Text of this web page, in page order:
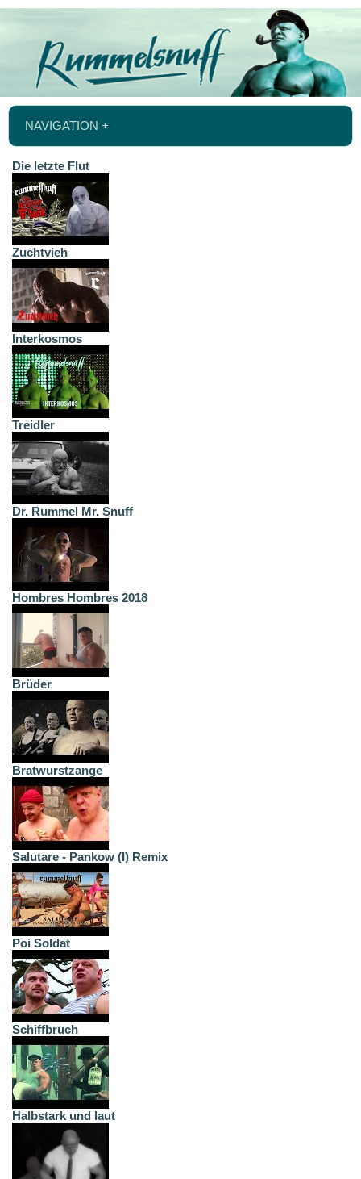
NAVIGATION +
Die letzte Flut
Zuchtvieh
Interkosmos
Treidler
Dr. Rummel Mr. Snuff
Hombres Hombres 2018
Brüder
Bratwurstzange
Salutare - Pankow (I) Remix
Poi Soldat
Schiffbruch
Halbstark und laut